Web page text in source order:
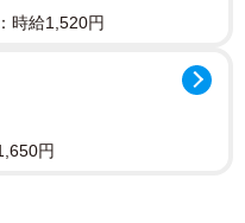
！！！！」
！？ 凄い(ゴクリ」
時給1,520円
円